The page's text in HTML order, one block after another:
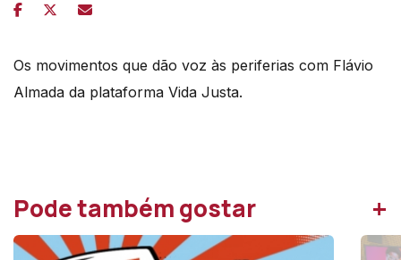
Os movimentos que dão voz às periferias com Flávio
Almada da plataforma Vida Justa.
Pode também gostar +